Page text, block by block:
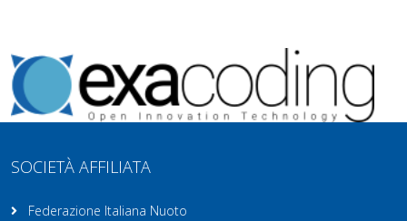
SOCIETÀ AFFILIATA
Federazione Italiana Nuoto